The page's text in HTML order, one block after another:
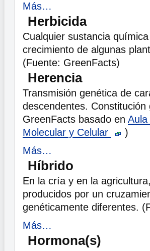
Más…
Herbicida
Cualquier sustancia
crecimiento de algunas
(Fuente: GreenFacts)
Herencia
Transmisión genética de
descendentes.
GreenFacts basado en
Molecular y Celular
)
Más…
Híbrido
En la cría y en la
producidos por un
genéticamente diferentes.
Más…
Hormona(s)